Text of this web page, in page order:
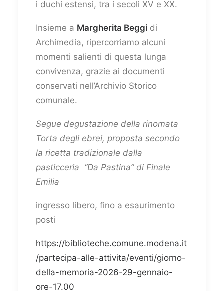
i duchi estensi, tra i secoli XV e XX.
Insieme a Margherita Beggi di
Archimedia, ripercorriamo alcuni
momenti salienti di questa lunga
convivenza, grazie ai documenti
conservati nell’Archivio Storico
comunale.
Segue degustazione della rinomata
Torta degli ebrei, proposta secondo
la ricetta tradizionale dalla
pasticceria “Da Pastina” di Finale
Emilia
ingresso libero, fino a esaurimento
posti
https://biblioteche.comune.modena.it
/partecipa-alle-attivita/eventi/giorno-
della-memoria-2026-29-gennaio-
ore-17.00